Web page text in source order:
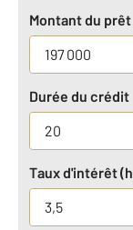
Montant du prêt
Durée du crédit
Taux d'intérêt